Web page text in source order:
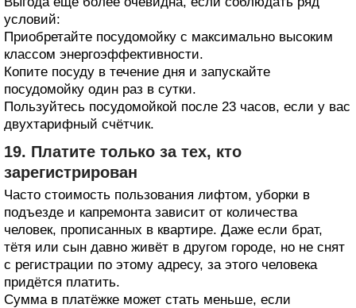
условий:
Приобретайте посудомойку с максимально высоким
классом энергоэффективности.
Копите посуду в течение дня и запускайте
посудомойку один раз в сутки.
Пользуйтесь посудомойкой после 23 часов, если у вас
двухтарифный счётчик.
19. Платите только за тех, кто
зарегистрирован
Часто стоимость пользования лифтом, уборки в
подъезде и капремонта зависит от количества
человек, прописанных в квартире. Даже если брат,
тётя или сын давно живёт в другом городе, но не снят
с регистрации по этому адресу, за этого человека
придётся платить.
Сумма в платёжке может стать меньше, если